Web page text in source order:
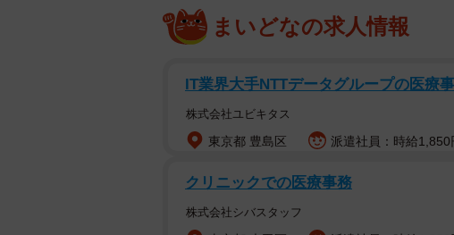
まいどなの求人情報
IT業界大手NTTデータグループの医療
株式会社ユビキタス
東京都 豊島区 派遣社員：時給1,850
クリニックでの医療事務
株式会社シバスタッフ